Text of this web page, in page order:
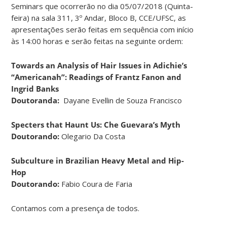
Seminars que ocorrerão no dia 05/07/2018 (Quinta-
feira) na sala 311, 3º Andar, Bloco B, CCE/UFSC, as
apresentações serão feitas em sequência com início
às 14:00 horas e serão feitas na seguinte ordem:
Towards an Analysis of Hair Issues in Adichie’s
“Americanah”: Readings of Frantz Fanon and
Ingrid Banks
Doutoranda: Dayane Evellin de Souza Francisco
Specters that Haunt Us: Che Guevara’s Myth
Doutorando: Olegario Da Costa
Subculture in Brazilian Heavy Metal and Hip-
Hop
Doutorando: Fabio Coura de Faria
Contamos com a presença de todos.